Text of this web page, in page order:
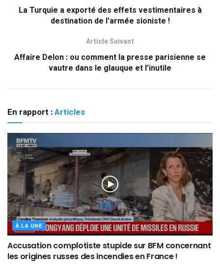
La Turquie a exporté des effets vestimentaires à
destination de l’armée sioniste !
Article Suivant
Affaire Delon : ou comment la presse parisienne se
vautre dans le glauque et l’inutile
En rapport :Articles
À LA UNE
Accusation complotiste stupide sur BFM concernant
les origines russes des incendies en France !